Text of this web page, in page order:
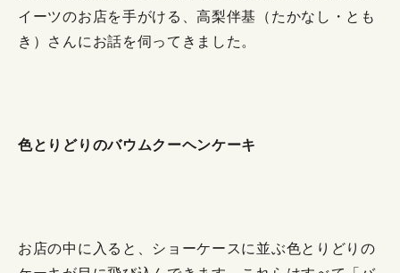
イーツのお店を手がける、高梨伴基（たかなし・とも
き）さんにお話を伺ってきました。
色とりどりのバウムクーヘンケーキ
お店の中に入ると、ショーケースに並ぶ色とりどりの